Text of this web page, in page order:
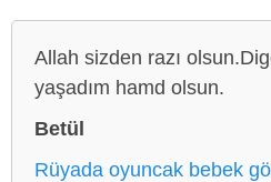
Allah sizden razı
yaşadım hamd olsun.
Betül
Rüyada oyuncak bebek